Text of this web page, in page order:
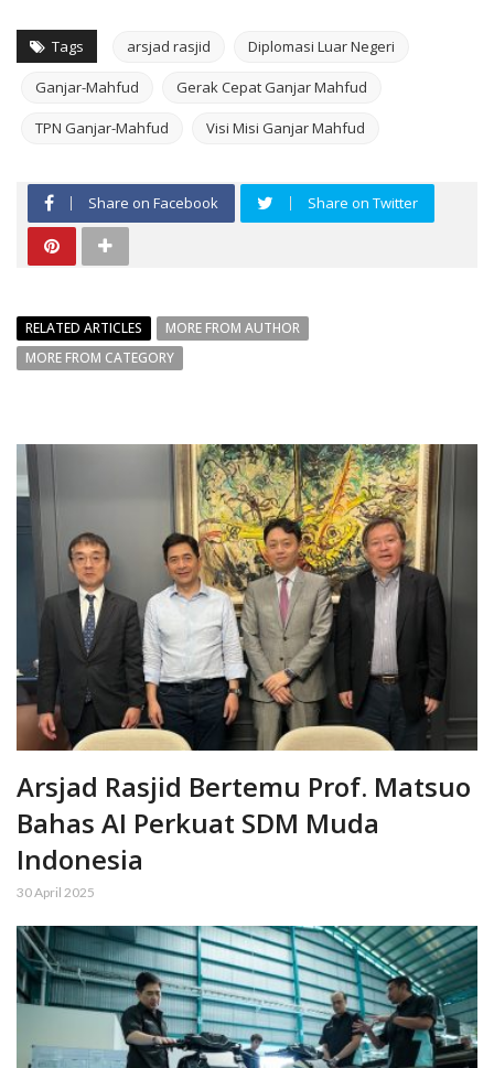
Tags arsjad rasjid Diplomasi Luar Negeri
Ganjar-Mahfud Gerak Cepat Ganjar Mahfud
TPN Ganjar-Mahfud Visi Misi Ganjar Mahfud
Share on Facebook Share on Twitter
RELATED ARTICLES
MORE FROM AUTHOR
MORE FROM CATEGORY
Arsjad Rasjid Bertemu Prof. Matsuo
Bahas AI Perkuat SDM Muda
Indonesia
30 April 2025